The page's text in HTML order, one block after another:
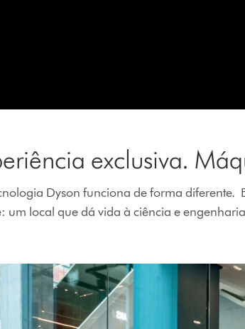
exclusiva.
Dyson funciona de forma diferente.
um local que dá vida à ciência e